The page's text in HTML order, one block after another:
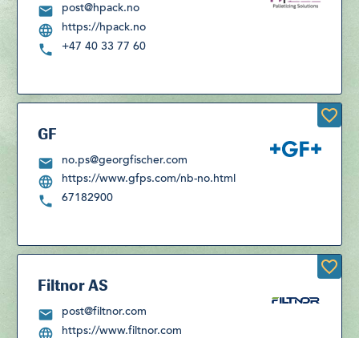
post@hpack.no
https://hpack.no
+47 40 33 77 60
GF
no.ps@georgfischer.com
https://www.gfps.com/nb-no.html
67182900
Filtnor AS
post@filtnor.com
https://www.filtnor.com